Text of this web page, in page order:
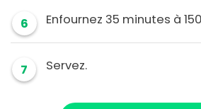
6 Enfournez 35 minutes à
7 Servez.